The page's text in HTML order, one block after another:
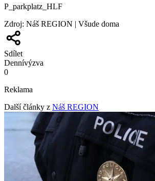
P_parkplatz_HLF
Zdroj: Náš REGION | Všude doma
Sdílet
Dennívýzva
0
Reklama
Další články z Náš REGION